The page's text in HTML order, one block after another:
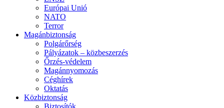
Európai Unió
NATO
Terror
Magánbiztonság
Polgárőrség
Pályázatok – közbeszerzés
Őrzés-védelem
Magánnyomozás
Céghírek
Oktatás
Közbiztonság
Biztosítók